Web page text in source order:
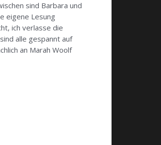
sind Barbara und
eigene Lesung
ich verlasse die
alle gespannt auf
an Marah Woolf